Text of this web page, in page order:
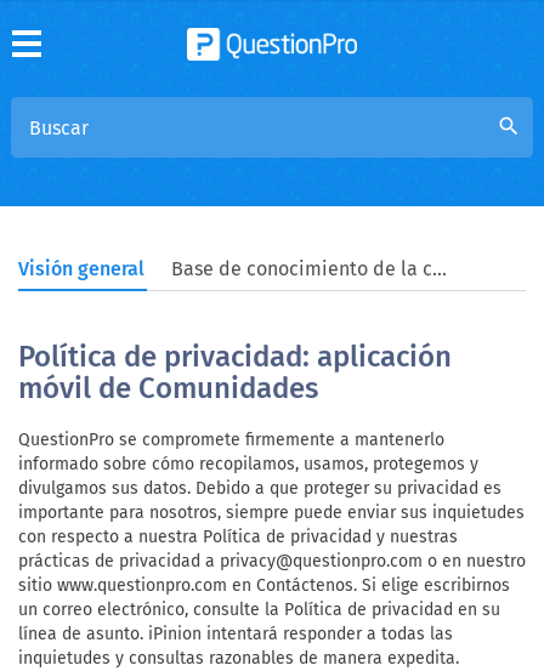
search
Visión general Base de conocimiento de la comunidad
Política de privacidad: aplicación
móvil de Comunidades
QuestionPro se compromete firmemente a mantenerlo
informado sobre cómo recopilamos, usamos, protegemos y
divulgamos sus datos. Debido a que proteger su privacidad es
importante para nosotros, siempre puede enviar sus inquietudes
con respecto a nuestra Política de privacidad y nuestras
prácticas de privacidad a privacy@questionpro.com o en nuestro
sitio www.questionpro.com en Contáctenos. Si elige escribirnos
un correo electrónico, consulte la Política de privacidad en su
línea de asunto. iPinion intentará responder a todas las
inquietudes y consultas razonables de manera expedita.